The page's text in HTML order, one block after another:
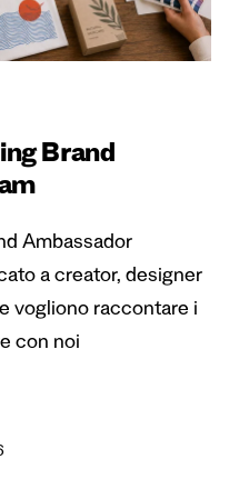
Brand
Ambassador
a creator, designer
vogliono raccontare i
con noi